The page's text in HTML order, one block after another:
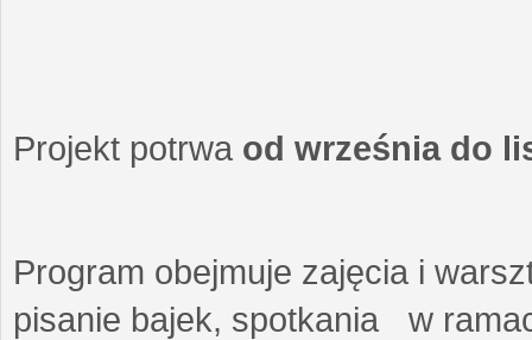
Projekt potrwa od września do
Program obejmuje zajęcia i
pisanie bajek, spotkania w